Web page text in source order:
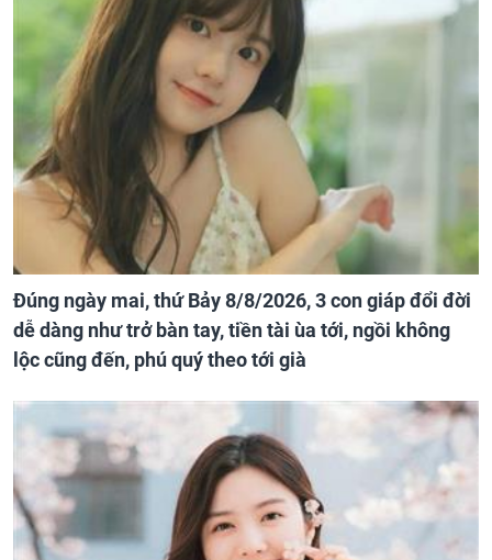
Đúng ngày mai, thứ Bảy 8/8/2026, 3 con giáp đổi đời
dễ dàng như trở bàn tay, tiền tài ùa tới, ngồi không
lộc cũng đến, phú quý theo tới già